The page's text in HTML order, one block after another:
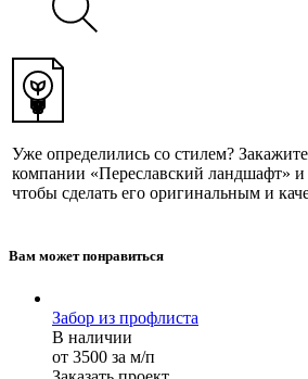
Уже определились со стилем?
компании «Переславский ландшафт»
чтобы сделать его оригинальным и
Вам может понравиться
Забор из профлиста
В наличии
от 3500 за м/п